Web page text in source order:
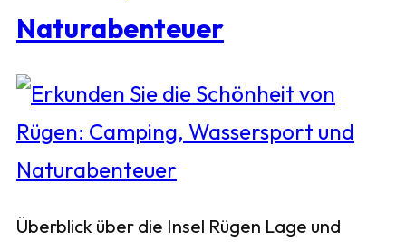
Naturabenteuer
Überblick über die Insel Rügen Lage und